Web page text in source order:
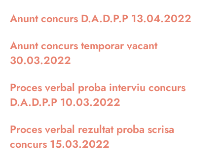
Anunt concurs D.A.D.P.P 13.04.2022
Anunt concurs temporar vacant
30.03.2022
Proces verbal proba interviu concurs
D.A.D.P.P 10.03.2022
Proces verbal rezultat proba scrisa
concurs 15.03.2022